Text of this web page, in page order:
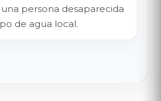
persona desaparecida
de agua local.